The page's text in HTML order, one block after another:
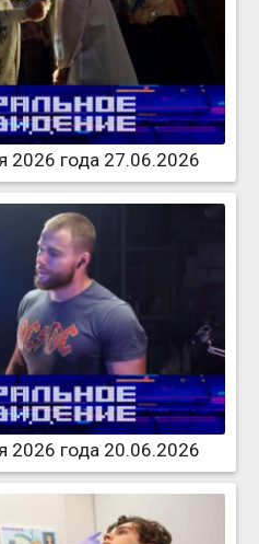
2026 года 27.06.2026
2026 года 20.06.2026